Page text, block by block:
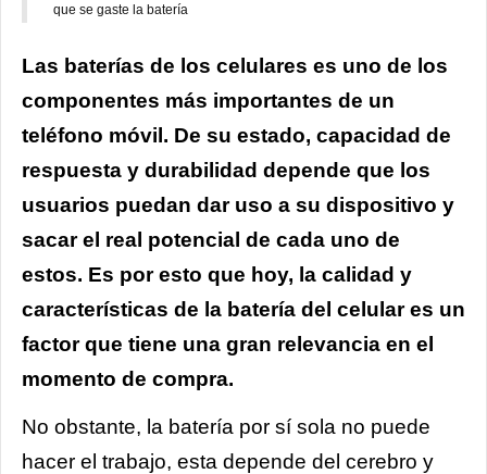
que se gaste la batería
Las baterías de los celulares es uno de los
componentes más importantes de un
teléfono móvil. De su estado, capacidad de
respuesta y durabilidad depende que los
usuarios puedan dar uso a su dispositivo y
sacar el real potencial de cada uno de
estos. Es por esto que hoy, la calidad y
características de la batería del celular es un
factor que tiene una gran relevancia en el
momento de compra.
No obstante, la batería por sí sola no puede
hacer el trabajo, esta depende del cerebro y